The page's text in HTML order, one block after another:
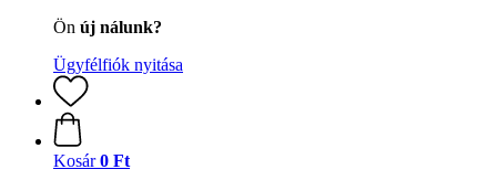
Ön új nálunk?
Ügyfélfiók nyitása
Kosár 0 Ft